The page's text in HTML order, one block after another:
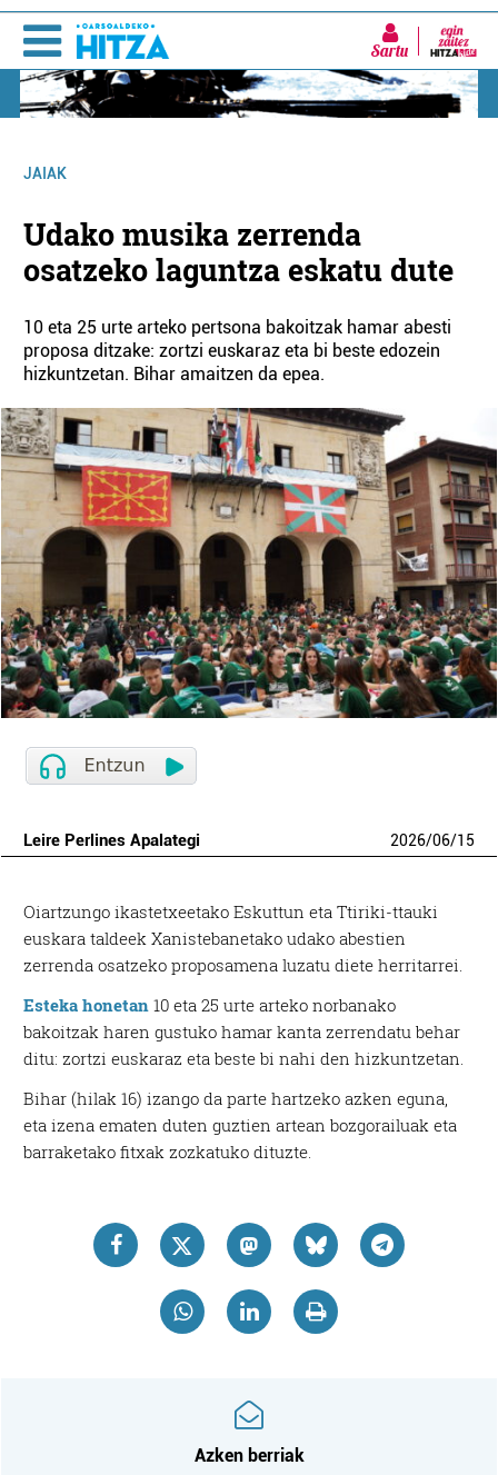
Sartu
JAIAK
Udako musika zerrenda
osatzeko laguntza eskatu dute
10 eta 25 urte arteko pertsona bakoitzak hamar abesti
proposa ditzake: zortzi euskaraz eta bi beste edozein
hizkuntzetan. Bihar amaitzen da epea.
Leire Perlines Apalategi 2026/06/15
Oiartzungo ikastetxeetako Eskuttun eta Ttiriki-ttauki
euskara taldeek Xanistebanetako udako abestien
zerrenda osatzeko proposamena luzatu diete herritarrei.
Esteka honetan 10 eta 25 urte arteko norbanako
bakoitzak haren gustuko hamar kanta zerrendatu behar
ditu: zortzi euskaraz eta beste bi nahi den hizkuntzetan.
Bihar (hilak 16) izango da parte hartzeko azken eguna,
eta izena ematen duten guztien artean bozgorailuak eta
barraketako fitxak zozkatuko dituzte.
Azken berriak